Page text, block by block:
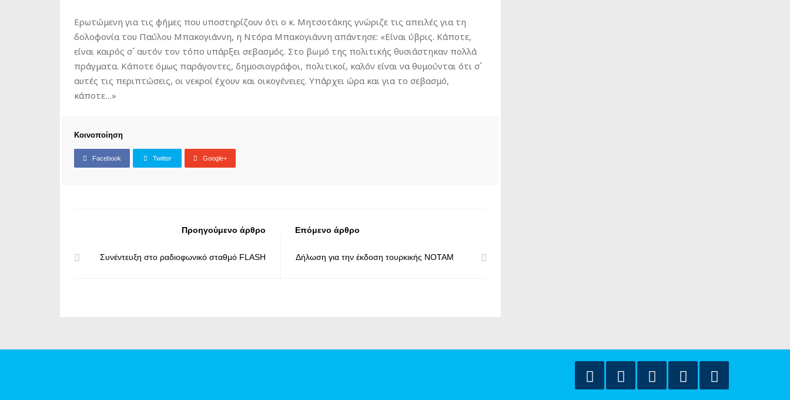
Ερωτώμενη για τις φήμες που υποστηρίζουν ότι ο κ. Μητσοτάκης γνώριζε τις απειλές για τη
δολοφονία του Παύλου Μπακογιάννη, η Ντόρα Μπακογιάννη απάντησε: «Είναι ύβρις. Κάποτε,
είναι καιρός σ΄ αυτόν τον τόπο υπάρξει σεβασμός. Στο βωμό της πολιτικής θυσιάστηκαν πολλά
πράγματα. Κάποτε όμως παράγοντες, δημοσιογράφοι, πολιτικοί, καλόν είναι να θυμούνται ότι σ΄
αυτές τις περιπτώσεις, οι νεκροί έχουν και οικογένειες. Υπάρχει ώρα και για το σεβασμό,
κάποτε…»
Κοινοποίηση
Facebook Twitter Google+
Προηγούμενο άρθρο
Συνέντευξη στο ραδιοφωνικό σταθμό FLASH
Επόμενο άρθρο
Δήλωση για την έκδοση τουρκικής ΝΟΤΑΜ